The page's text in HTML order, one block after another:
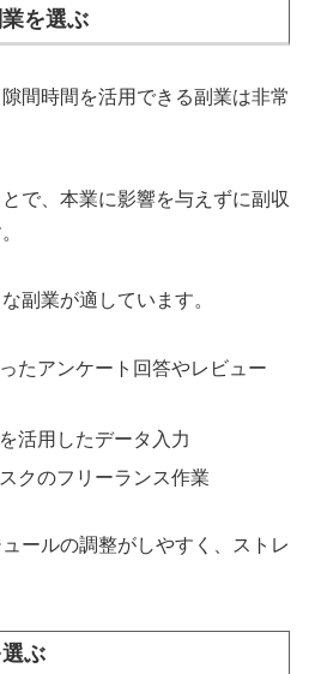
を選ぶ
間時間を活用できる副業は非常
で、本業に影響を与えずに副収
副業が適しています。
たアンケート回答やレビュー
活用したデータ入力
クのフリーランス作業
ールの調整がしやすく、ストレ
ぶ